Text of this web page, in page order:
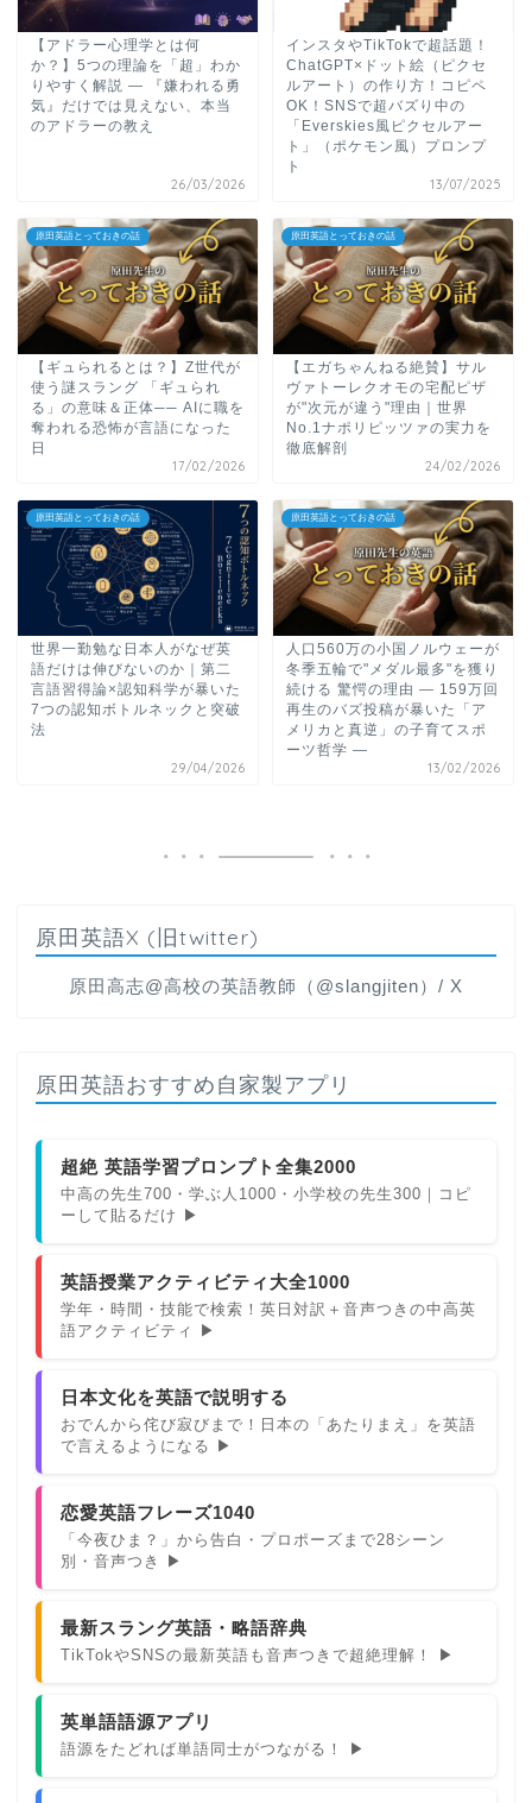
【アドラー心理学とは何
か？】5つの理論を「超」わか
りやすく解説 ― 『嫌われる勇
気』だけでは見えない、本当
のアドラーの教え
26/03/2026
インスタやTikTokで超話題！
ChatGPT×ドット絵（ピクセ
ルアート）の作り方！コピペ
OK！SNSで超バズり中の
「Everskies風ピクセルアー
ト」（ポケモン風）プロンプ
ト
13/07/2025
原田英語とっておきの話
【ギュられるとは？】Z世代が
使う謎スラング 「ギュられ
る」の意味＆正体── AIに職を
奪われる恐怖が言語になった
日
17/02/2026
原田英語とっておきの話
【エガちゃんねる絶賛】サル
ヴァトーレクオモの宅配ピザ
が"次元が違う"理由｜世界
No.1ナポリピッツァの実力を
徹底解剖
24/02/2026
原田英語とっておきの話
世界一勤勉な日本人がなぜ英
語だけは伸びないのか｜第二
言語習得論×認知科学が暴いた
7つの認知ボトルネックと突破
法
29/04/2026
原田英語とっておきの話
人口560万の小国ノルウェーが
冬季五輪で"メダル最多"を獲り
続ける 驚愕の理由 ― 159万回
再生のバズ投稿が暴いた「ア
メリカと真逆」の子育てスポ
ーツ哲学 ―
13/02/2026
原田英語X (旧twitter)
原田高志@高校の英語教師（@slangjiten）/ X
原田英語おすすめ自家製アプリ
超絶 英語学習プロンプト全集2000
中高の先生700・学ぶ人1000・小学校の先生300｜コピ
ーして貼るだけ ▶
英語授業アクティビティ大全1000
学年・時間・技能で検索！英日対訳＋音声つきの中高英
語アクティビティ ▶
日本文化を英語で説明する
おでんから侘び寂びまで！日本の「あたりまえ」を英語
で言えるようになる ▶
恋愛英語フレーズ1040
「今夜ひま？」から告白・プロポーズまで28シーン
別・音声つき ▶
最新スラング英語・略語辞典
TikTokやSNSの最新英語も音声つきで超絶理解！ ▶
英単語語源アプリ
語源をたどれば単語同士がつながる！ ▶